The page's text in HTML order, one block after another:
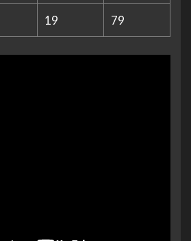
19 79